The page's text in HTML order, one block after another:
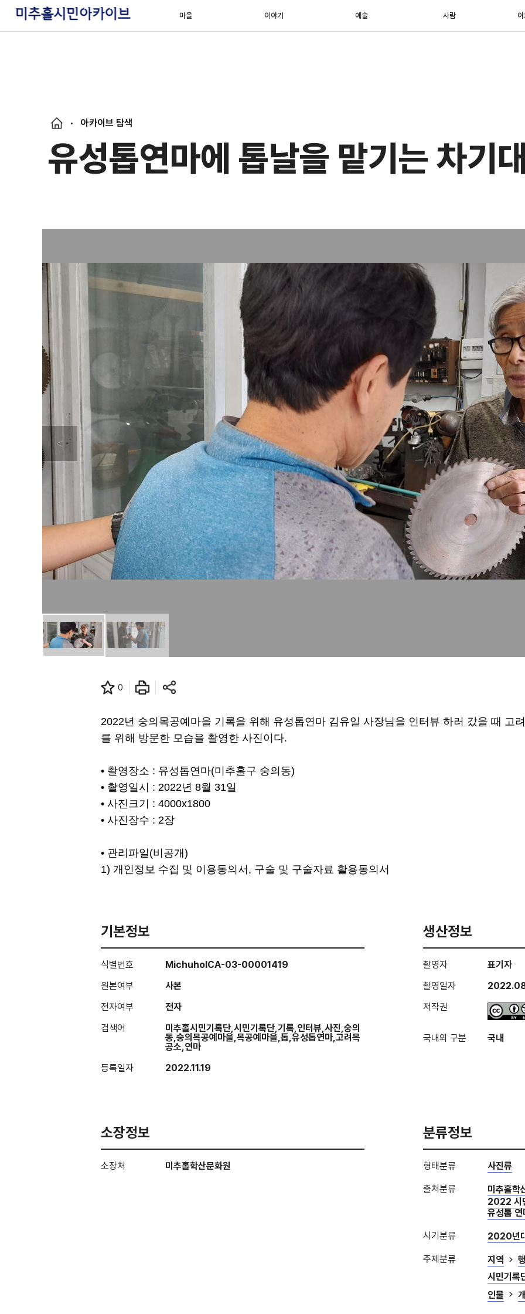
마을 이야기 예술 사람
아카이브 탐색
유성톱연마에 톱날을 맡기는 차기
0
2022년 숭의목공예마을 기록을 위해 유성톱연마 김유일 사장님을 인터뷰 하러 갔을 때 고
를 위해 방문한 모습을 촬영한 사진이다.
• 촬영장소 : 유성톱연마(미추홀구 숭의동)
• 촬영일시 : 2022년 8월 31일
• 사진크기 : 4000x1800
• 사진장수 : 2장
• 관리파일(비공개)
1) 개인정보 수집 및 이용동의서, 구술 및 구술자료 활용동의서
기본정보
식별번호
MichuholCA-03-00001419
원본여부
사본
전자여부
전자
검색어
미추홀시민기록단,시민기록단,기록,인터뷰,사진,숭의
동,숭의목공예마을,목공예마을,톱,유성톱연마,고려목
공소,연마
등록일자
2022.11.19
생산정보
촬영자
표기자
촬영일자
저작권
국내외 구분 국내
소장정보
소장처 미추홀학산문화원
분류정보
형태분류 사진류
출처분류
미추홀학
2022 시
유성톱 연
시기분류 2020년
주제분류 지역
시민기록
인물